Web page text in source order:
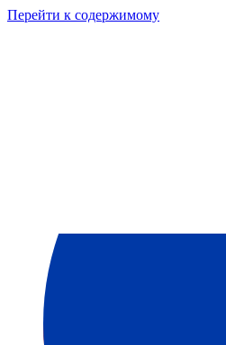
Перейти к содержимому